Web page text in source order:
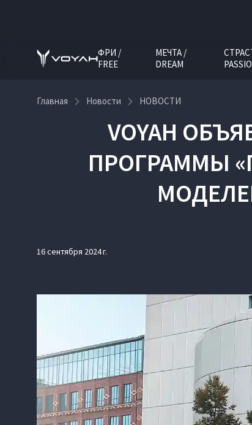
ФРИ /
FREE
МЕЧТА /
DREAM
Главная Новости НОВОСТИ
VOYAH
ПРОГРАММЫ
16 сентября 2024 г.